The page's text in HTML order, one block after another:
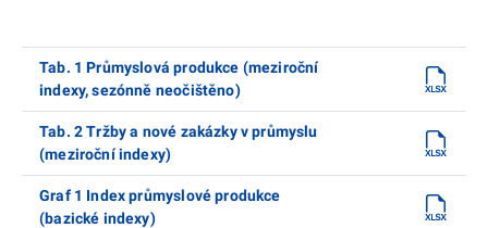
Tab. 1 Průmyslová produkce (meziroční
indexy, sezónně neočištěno)
Tab. 2 Tržby a nové zakázky v průmyslu
(meziroční indexy)
Graf 1 Index průmyslové produkce
(bazické indexy)